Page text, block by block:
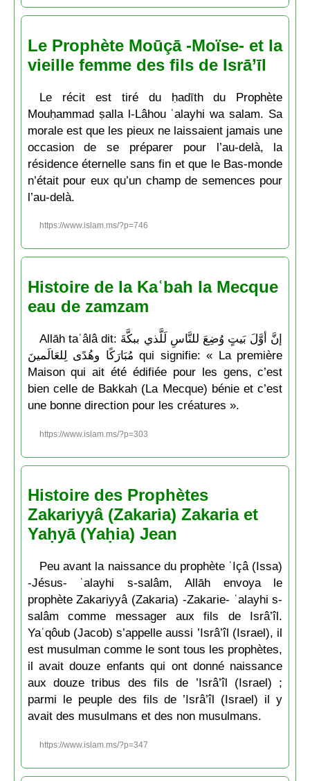
Le Prophète Moūçā -Moïse- et la
vieille femme des fils de Isrā’īl
Le récit est tiré du ḥadīth du Prophète
Mouḥammad ṣalla l-Lâhou ʿalayhi wa salam. Sa
morale est que les pieux ne laissaient jamais une
occasion de se préparer pour l’au-delà, la
résidence éternelle sans fin et que le Bas-monde
n’était pour eux qu’un champ de semences pour
l’au-delà.
https://www.islam.ms/?p=746
Histoire de la Kaʿbah la Mecque
eau de zamzam
Allāh taʿâlâ dit: إنَّ أوَّلَ بَيتٍ وُضِعَ للنَّاسِ لَلَّذي ببكَّةَ
مُبَارَكًا وهُدًى لِلعَالَمينَ qui signifie: « La première
Maison qui ait été édifiée pour les gens, c’est
bien celle de Bakkah (La Mecque) bénie et c’est
une bonne direction pour les créatures ».
https://www.islam.ms/?p=303
Histoire des Prophètes
Zakariyyâ (Zakaria) Zakaria et
Yaḥyā (Yaḥia) Jean
Peu avant la naissance du prophète ʿIçâ (Issa)
-Jésus- ʿalayhi s-salâm, Allāh envoya le
prophète Zakariyyâ (Zakaria) -Zakarie- ʿalayhi s-
salâm comme messager aux fils de Isrâ’îl.
Yaʿqôub (Jacob) s’appelle aussi ’Isrâ’îl (Israel), il
est musulman comme le sont tous les prophètes,
il avait douze enfants qui ont donné naissance
aux douze tribus des fils de ’Isrâ’îl (Israel) ;
parmi le peuple des fils de ’Isrâ’îl (Israel) il y
avait des musulmans et des non musulmans.
https://www.islam.ms/?p=347